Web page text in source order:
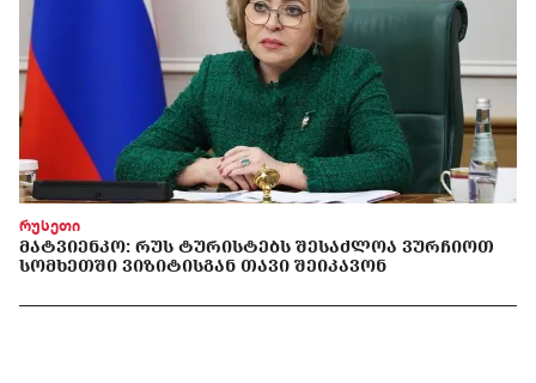
რუსეთი
ᲛᲐᲢᲕᲘᲔᲜᲙᲝ: ᲠᲣᲡ ᲢᲣᲠᲘᲡᲢᲔᲑᲡ ᲨᲔᲡᲐᲫᲚᲝᲐ ᲕᲣᲠᲩᲘᲝᲗ
ᲡᲝᲛᲮᲔᲗᲨᲘ ᲕᲘᲖᲘᲢᲘᲡᲒᲐᲜ ᲗᲐᲕᲘ ᲨᲔᲘᲙᲐᲕᲝᲜ